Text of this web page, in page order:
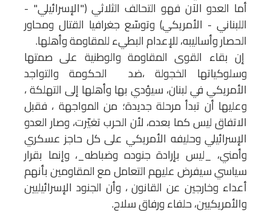
أما العدو الآن فهو التحالف الثلاثي ("الإسرائيلي" -
اللبناني - الأمريكي) وتوسّع جغرافيا القتال ومحاور
الحصار وأساليبه، للإعدام البطيء للمقاومة وأهلها.
إن بقاء القوى المقاومة والوطنية على صمتها
وسلوكياتها الخجولة ،ضد الحكومة والتواجد
الأمريكي في لبنان، سيؤدي بها وأهلها إلى التهلكة ،
وعليها أن تبدأ مرحلة جديدة؛ من المواجهة ، فقبل
الاتفاق ليس كما بعده، لأن الحرب تغيّرت، وصار العدو
الإسرائيلي وحليفه الأمريكي على كل حاجز عسكري
وأمني، _ليس بإرادة جنوده وضباطه_، وإنما بقرار
سياسي سيفرض عليهم التعامل مع المقاومين بأنهم
أعداء وخارجين عن القانون ، وأن الجنود الإسرائيليين
والأمريكيين، حلفاء ورفاق سلاح.